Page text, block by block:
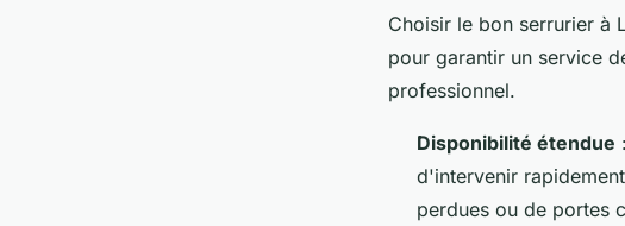
Choisir le bon serrurier à
pour garantir un service
professionnel.
Disponibilité étendue
d'intervenir
perdues ou de portes